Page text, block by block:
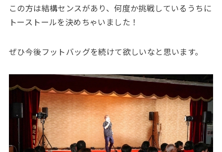
この方は結構センスがあり、何度か挑戦しているうちに
トーストールを決めちゃいました！
ぜひ今後フットバッグを続けて欲しいなと思います。